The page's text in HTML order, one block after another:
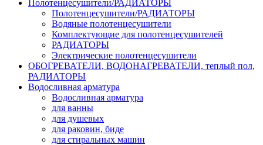
Полотенцесушители/РАДИАТОРЫ
Полотенцесушители/РАДИАТОРЫ
Водяные полотенцесушители
Комплектующие для полотенцесушителей
РАДИАТОРЫ
Электрические полотенцесушители
ОБОГРЕВАТЕЛИ, ВОДОНАГРЕВАТЕЛИ, теплый пол,
РАДИАТОРЫ
Водосливная арматура
Водосливная арматура
для ванны
для душевых
для раковин, биде
для стиральных машин